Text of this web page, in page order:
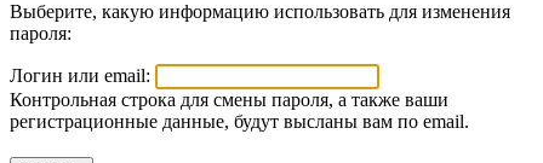
Выберите, какую информацию использовать для изменения
пароля:
Логин или email:
Контрольная строка для смены пароля, а также ваши
регистрационные данные, будут высланы вам по email.